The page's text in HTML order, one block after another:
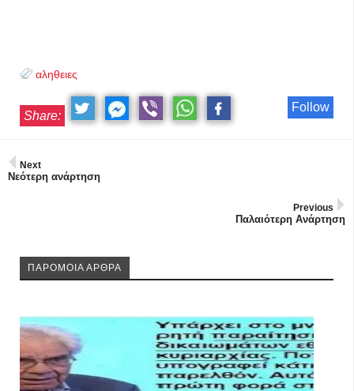
αληθειες
Follow
Share:
Next
Νεότερη ανάρτηση
Previous
Παλαιότερη Ανάρτηση
ΠΑΡΟΜΟΙΑ ΑΡΘΡΑ